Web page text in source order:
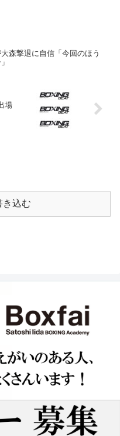
森撃退に自信「今回のほう
場
き込む